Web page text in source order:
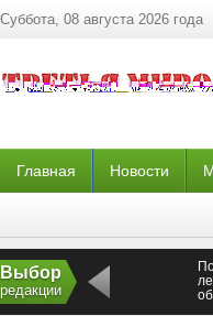
Суббота, 08 августа 2026 года
Главная Новости
Выбор
редакции